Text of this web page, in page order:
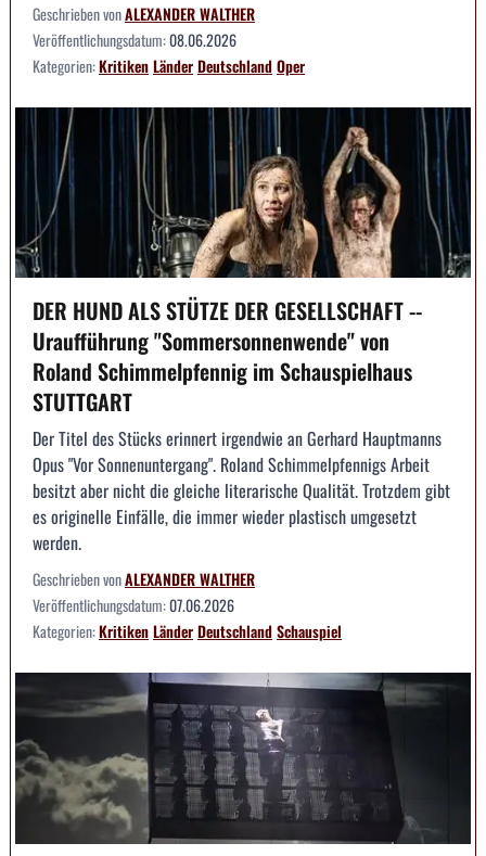
Geschrieben vonALEXANDER WALTHER
Veröffentlichungsdatum:08.06.2026
Kategorien:KritikenLänderDeutschlandOper
DER HUND ALS STÜTZE DER GESELLSCHAFT --
Uraufführung "Sommersonnenwende" von
Roland Schimmelpfennig im Schauspielhaus
STUTTGART
Der Titel des Stücks erinnert irgendwie an Gerhard Hauptmanns
Opus "Vor Sonnenuntergang". Roland Schimmelpfennigs Arbeit
besitzt aber nicht die gleiche literarische Qualität. Trotzdem gibt
es originelle Einfälle, die immer wieder plastisch umgesetzt
werden.
Geschrieben vonALEXANDER WALTHER
Veröffentlichungsdatum:07.06.2026
Kategorien:KritikenLänderDeutschlandSchauspiel